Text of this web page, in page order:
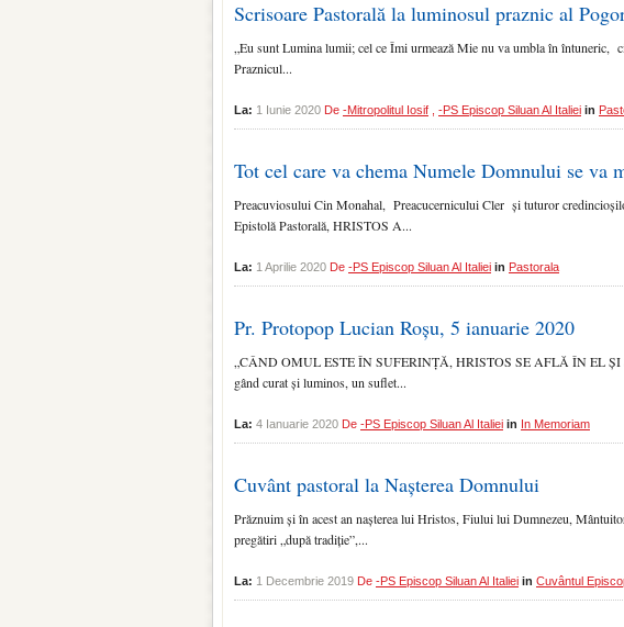
Scrisoare Pastorală la luminosul praznic al
„Eu sunt Lumina lumii; cel ce Îmi urmează Mie nu va umbla în întuneric,
Praznicul...
La: 1 Iunie 2020 De -Mitropolitul Iosif -PS Episcop Siluan Al Italiei in
Tot cel care va chema Numele Domnului se va
Preacuviosului Cin Monahal, Preacucernicului Cler și tuturor
Epistolă Pastorală, HRISTOS A...
La: 1 Aprilie 2020 De -PS Episcop Siluan Al Italiei in Pastorala
Pr. Protopop Lucian Roșu, 5 ianuarie 2020
„CÂND OMUL ESTE ÎN SUFERINȚĂ, HRISTOS SE AFLĂ ÎN EL ȘI
gând curat și luminos, un suflet...
La: 4 Ianuarie 2020 De -PS Episcop Siluan Al Italiei in In Memoriam
Cuvânt pastoral la Nașterea Domnului
Prăznuim și în acest an nașterea lui Hristos, Fiului lui Dumnezeu,
pregătiri „după tradiție”,...
La: 1 Decembrie 2019 De -PS Episcop Siluan Al Italiei in Cuvântul